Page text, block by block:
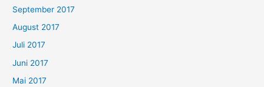
September 2017
August 2017
Juli 2017
Juni 2017
Mai 2017